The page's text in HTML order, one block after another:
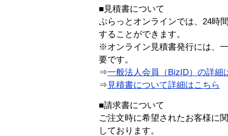
■見積書について
ぷらっとオンラインでは、24時
することができます。
※オンライン見積書発行には、
要です。
⇒一般法人会員（BizID）の詳細
⇒ 見積書について詳細はこちら
■請求書について
ご注文時に希望されたお客様に
しております。